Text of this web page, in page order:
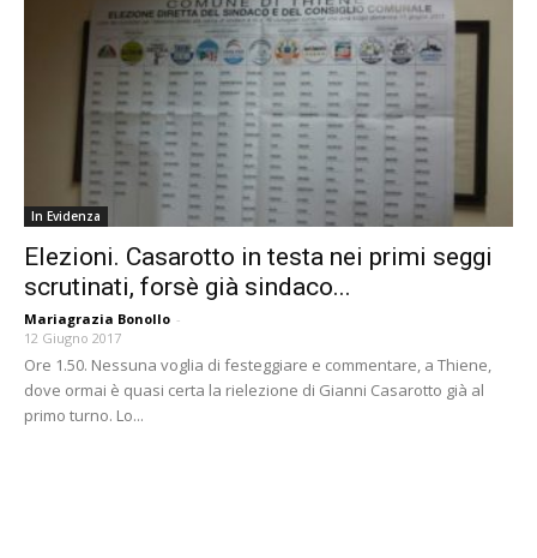
In Evidenza
Elezioni. Casarotto in testa nei primi seggi
scrutinati, forsè già sindaco...
Mariagrazia Bonollo -
12 Giugno 2017
Ore 1.50. Nessuna voglia di festeggiare e commentare, a Thiene,
dove ormai è quasi certa la rielezione di Gianni Casarotto già al
primo turno. Lo...